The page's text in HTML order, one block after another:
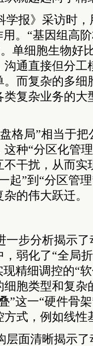
学报》采访时
。“基因组高
单细胞生物好
通直接但分工
。而复杂的多
复杂业务的大
格局”相当于
种“分区化管
干扰，从而实
起”到“分区管
的伟大跃迁。
一步分析揭示
弱化了“全局
精细调控的“
胞类型和复杂
”这一“硬件骨
式，例如线性
层面清晰揭示